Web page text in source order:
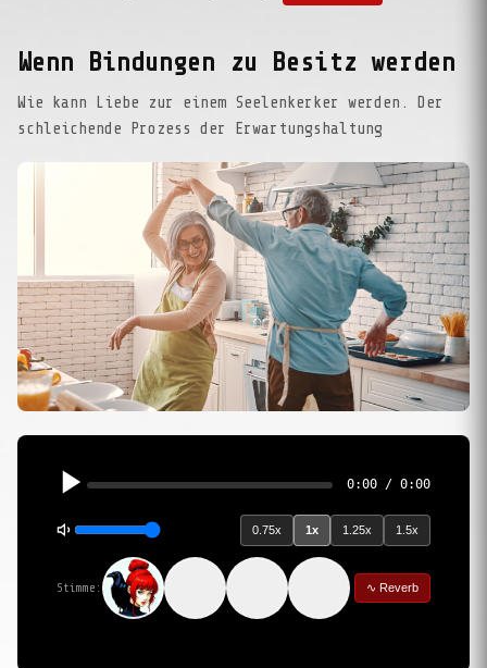
Wenn Bindungen zu Besitz werden
Wie kann Liebe zur einem Seelenkerker werden. Der
schleichende Prozess der Erwartungshaltung
0:00 / 0:00
0.75x 1x 1.25x 1.5x
Stimme: ∿ Reverb